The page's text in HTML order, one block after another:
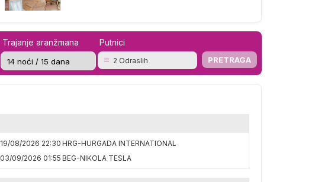
Trajanje aranžmana Putnici
2 Odraslih
19/08/2026 22:30 HRG-HURGADA INTERNATIONAL
03/09/2026 01:55 BEG-NIKOLA TESLA